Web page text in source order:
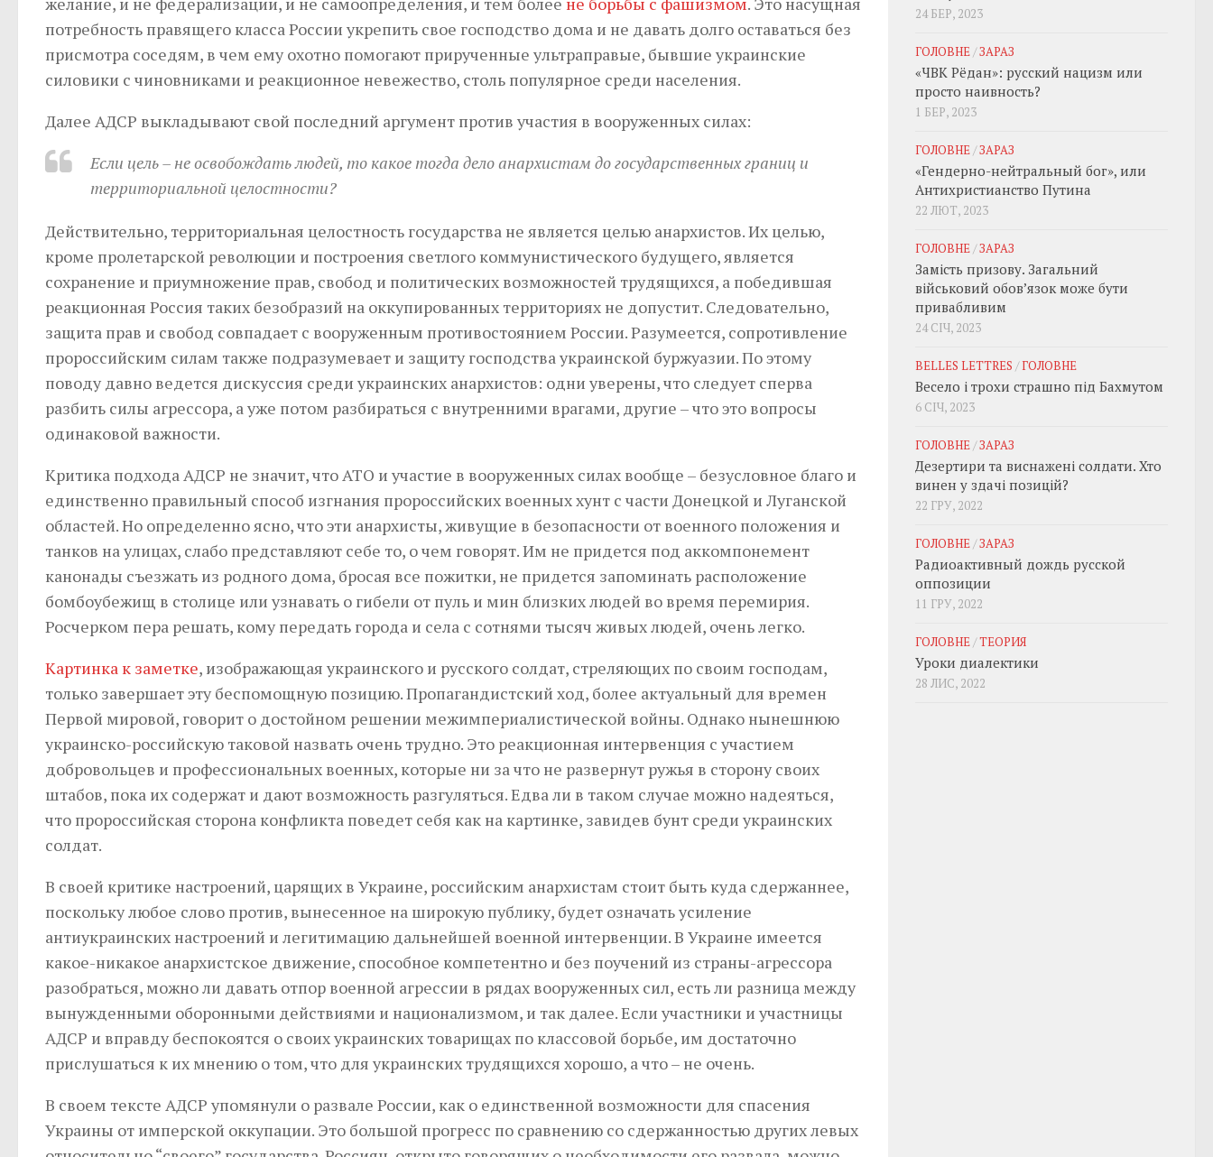
потребность правящего класса России укрепить свое господство дома и не давать долго оставаться без
присмотра соседям, в чем ему охотно помогают прирученные ультраправые, бывшие украинские
силовики с чиновниками и реакционное невежество, столь популярное среди населения.
Далее АДСР выкладывают свой последний аргумент против участия в вооруженных силах:
Если цель – не освобождать людей, то какое тогда дело анархистам до государственных границ и
территориальной целостности?
Действительно, территориальная целостность государства не является целью анархистов. Их целью,
кроме пролетарской революции и построения светлого коммунистического будущего, является
сохранение и приумножение прав, свобод и политических возможностей трудящихся, а победившая
реакционная Россия таких безобразий на оккупированных территориях не допустит. Следовательно,
защита прав и свобод совпадает с вооруженным противостоянием России. Разумеется, сопротивление
пророссийским силам также подразумевает и защиту господства украинской буржуазии. По этому
поводу давно ведется дискуссия среди украинских анархистов: одни уверены, что следует сперва
разбить силы агрессора, а уже потом разбираться с внутренними врагами, другие – что это вопросы
одинаковой важности.
Критика подхода АДСР не значит, что АТО и участие в вооруженных силах вообще – безусловное благо и
единственно правильный способ изгнания пророссийских военных хунт с части Донецкой и Луганской
областей. Но определенно ясно, что эти анархисты, живущие в безопасности от военного положения и
танков на улицах, слабо представляют себе то, о чем говорят. Им не придется под аккомпонемент
канонады съезжать из родного дома, бросая все пожитки, не придется запоминать расположение
бомбоубежищ в столице или узнавать о гибели от пуль и мин близких людей во время перемирия.
Росчерком пера решать, кому передать города и села с сотнями тысяч живых людей, очень легко.
Картинка к заметке, изображающая украинского и русского солдат, стреляющих по своим господам,
только завершает эту беспомощную позицию. Пропагандистский ход, более актуальный для времен
Первой мировой, говорит о достойном решении межимпериалистической войны. Однако нынешнюю
украинско-российскую таковой назвать очень трудно. Это реакционная интервенция с участием
добровольцев и профессиональных военных, которые ни за что не развернут ружья в сторону своих
штабов, пока их содержат и дают возможность разгуляться. Едва ли в таком случае можно надеяться,
что пророссийская сторона конфликта поведет себя как на картинке, завидев бунт среди украинских
солдат.
В своей критике настроений, царящих в Украине, российским анархистам стоит быть куда сдержаннее,
поскольку любое слово против, вынесенное на широкую публику, будет означать усиление
антиукраинских настроений и легитимацию дальнейшей военной интервенции. В Украине имеется
какое-никакое анархистское движение, способное компетентно и без поучений из страны-агрессора
разобраться, можно ли давать отпор военной агрессии в рядах вооруженных сил, есть ли разница между
вынужденными оборонными действиями и национализмом, и так далее. Если участники и участницы
АДСР и вправду беспокоятся о своих украинских товарищах по классовой борьбе, им достаточно
прислушаться к их мнению о том, что для украинских трудящихся хорошо, а что – не очень.
В своем тексте АДСР упомянули о развале России, как о единственной возможности для спасения
Украины от имперской оккупации. Это большой прогресс по сравнению со сдержанностью других левых
24 БЕР, 2023
ГОЛОВНЕ/ЗАРАЗ
«ЧВК Рёдан»: русский нацизм или
просто наивность?
1 БЕР, 2023
ГОЛОВНЕ/ЗАРАЗ
«Гендерно-нейтральный бог», или
Антихристианство Путина
22 ЛЮТ, 2023
ГОЛОВНЕ/ЗАРАЗ
Замість призову. Загальний
військовий обовʼязок може бути
привабливим
24 СІЧ, 2023
BELLES LETTRES /ГОЛОВНЕ
Весело і трохи страшно під Бахмутом
6 СІЧ, 2023
ГОЛОВНЕ/ЗАРАЗ
Дезертири та виснажені солдати. Хто
винен у здачі позицій?
22 ГРУ, 2022
ГОЛОВНЕ/ЗАРАЗ
Радиоактивный дождь русской
оппозиции
11 ГРУ, 2022
ГОЛОВНЕ/ТЕОРИЯ
Уроки диалектики
28 ЛИС, 2022